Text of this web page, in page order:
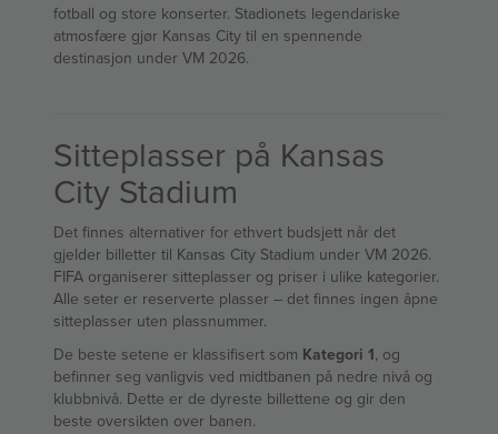
fotball og store konserter. Stadionets legendariske
atmosfære gjør Kansas City til en spennende
destinasjon under VM 2026.
Sitteplasser på Kansas
City Stadium
Det finnes alternativer for ethvert budsjett når det
gjelder billetter til Kansas City Stadium under VM 2026.
FIFA organiserer sitteplasser og priser i ulike kategorier.
Alle seter er reserverte plasser – det finnes ingen åpne
sitteplasser uten plassnummer.
De beste setene er klassifisert som Kategori 1, og
befinner seg vanligvis ved midtbanen på nedre nivå og
klubbnivå. Dette er de dyreste billettene og gir den
beste oversikten over banen.